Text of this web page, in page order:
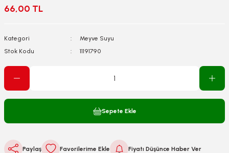
66,00 TL
Kategori
Meyve Suyu
Stok Kodu
11191790
Sepete Ekle
Paylaş Fiyatı Düşünce Haber Ver